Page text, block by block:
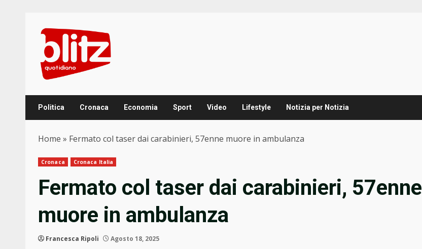
content
Politica Cronaca Economia Sport Video Lifestyle Notizia per Notizia
Home » Fermato col taser dai carabinieri, 57enne muore in ambulanza
Cronaca Cronaca Italia
Fermato col taser dai carabinieri, 57enne
muore in ambulanza
Francesca Ripoli Agosto 18, 2025